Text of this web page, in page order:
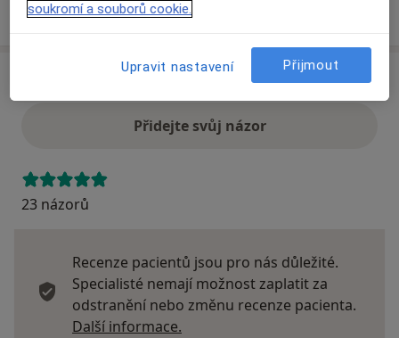
Více
Přidejte svůj názor
23 názorů
Recenze pacientů jsou pro nás důležité.
Specialisté nemají možnost zaplatit za
odstranění nebo změnu recenze pacienta.
Další informace.
soukromí a souborů cookie.
Upravit nastavení Přijmout